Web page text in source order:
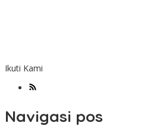
Ikuti Kami
Navigasi pos